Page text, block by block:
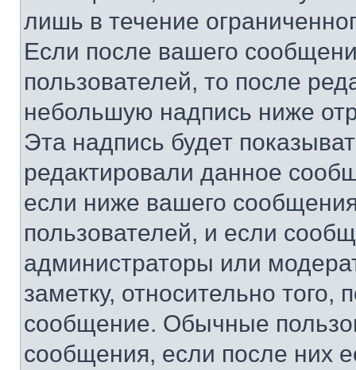
лишь в течение
Если после вашего
пользователей, то после
небольшую надпись ниже
Эта надпись будет
редактировали данное
если ниже вашего
пользователей, и если
администраторы или
заметку, относительно
сообщение. Обычные
сообщения, если после них